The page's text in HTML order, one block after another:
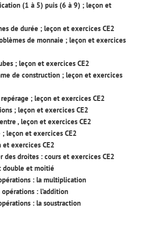
(1 à 5) puis (6 à 9) ; leçon et
de durée ; leçon et exercices CE2
de monnaie ; leçon et exercices
; leçon et exercices CE2
de construction ; leçon et exercices
; leçon et exercices CE2
; leçon et exercices CE2
, leçon et exercices CE2
leçon et exercices CE2
et exercices CE2
des droites : cours et exercices CE2
double et moitié
: la multiplication
opérations : l’addition
: la soustraction